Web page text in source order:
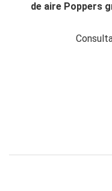
de aire Poppers